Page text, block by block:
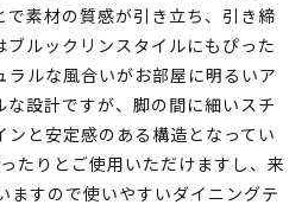
素材の質感が引き立ち、引き締
ルックリンスタイルにもぴった
ルな風合いがお部屋に明るいア
設計ですが、脚の間に細いスチ
と安定感のある構造となってい
たりとご使用いただけますし、来
ますので使いやすいダイニングテ